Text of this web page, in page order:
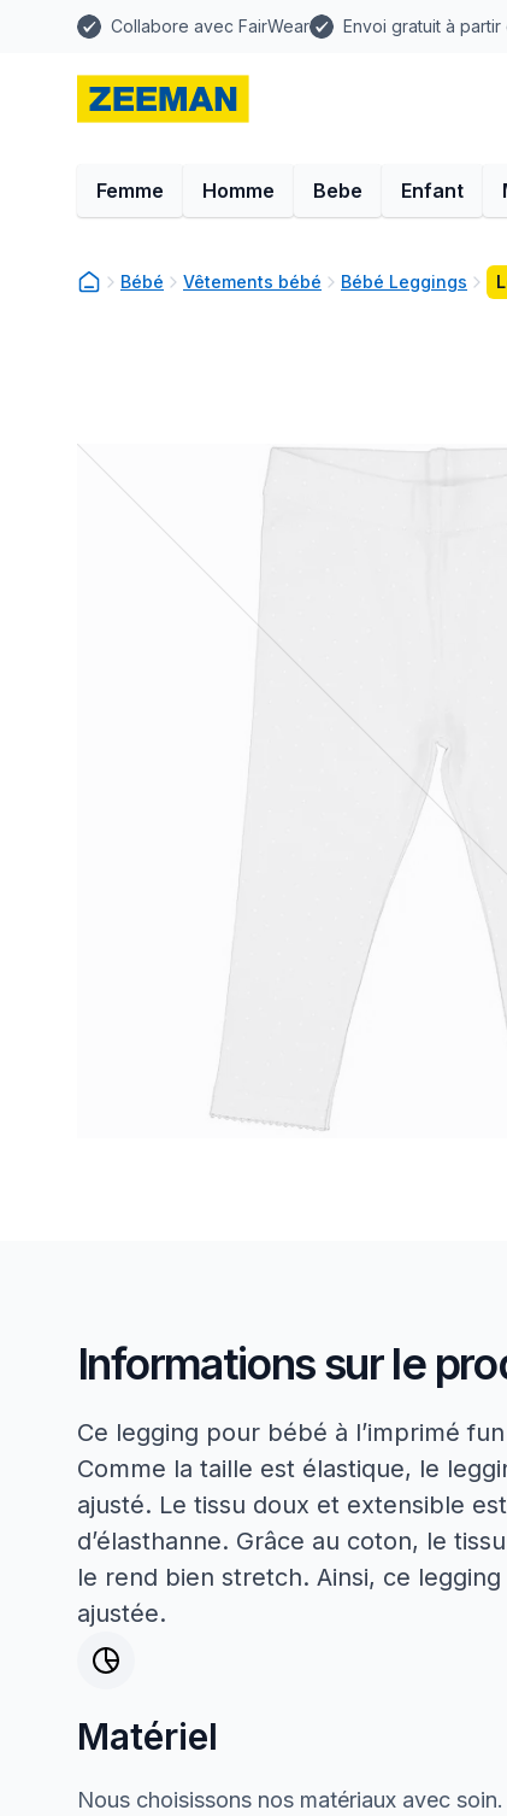
Collabore avec FairWear Envoi gratuit à
Femme Homme Bebe Enfant
Bébé Vêtements bébé Bébé Leggings
Informations sur le
Ce legging pour bébé à l’imprimé
Comme la taille est élastique, le
ajusté. Le tissu doux et extensible
d’élasthanne. Grâce au coton, le
le rend bien stretch. Ainsi, ce
ajustée.
Matériel
Nous choisissons nos matériaux avec